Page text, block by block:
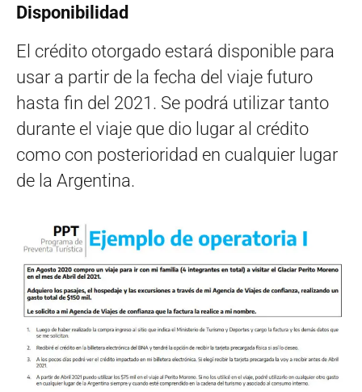
Disponibilidad
El crédito otorgado estará disponible para
usar a partir de la fecha del viaje futuro
hasta fin del 2021. Se podrá utilizar tanto
durante el viaje que dio lugar al crédito
como con posterioridad en cualquier lugar
de la Argentina.